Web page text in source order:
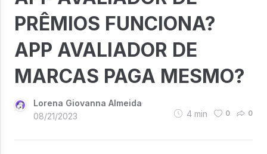
PRÊMIOS FUNCIONA?
APP AVALIADOR DE
MARCAS PAGA MESMO?
Lorena Giovanna Almeida
08/21/2023
4 min 0 0